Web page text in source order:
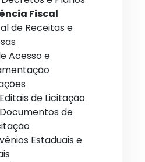
Fiscal
de Receitas e
Acesso e
de Licitação
de
Estaduais e